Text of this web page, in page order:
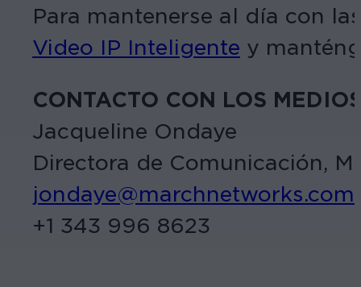
Para mantenerse al día con
Video IP Inteligente y
CONTACTO CON LOS
Jacqueline Ondaye
Directora de Comunicación,
jondaye@marchnetworks.com
+1 343 996 8623